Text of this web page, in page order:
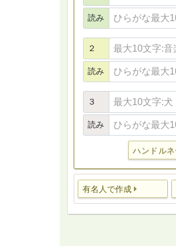
読み
２
読み
３
読み
ハンドル
有名人で作成